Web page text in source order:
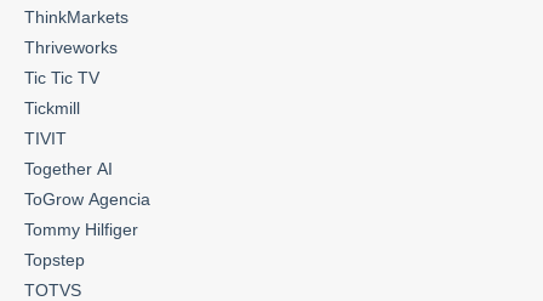
ThinkMarkets
Thriveworks
Tic Tic TV
Tickmill
TIVIT
Together AI
ToGrow Agencia
Tommy Hilfiger
Topstep
TOTVS